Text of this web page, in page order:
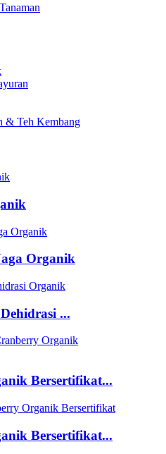
& Teh Kembang
Organik
...
Bersertifikat...
Bersertifikat...